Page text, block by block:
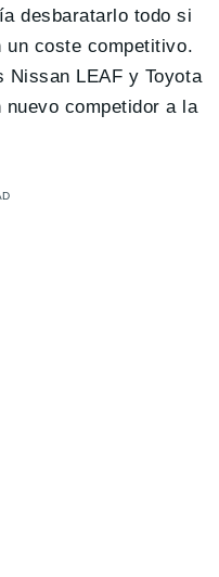
desbaratarlo todo si
un coste competitivo.
Nissan LEAF y Toyota
competidor a la